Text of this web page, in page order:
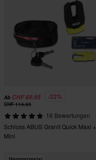
Ab CHF 89.95 -22%
CHF 114.95
16 Bewertungen
Schloss ABUS Granit Quick Maxi +
Mini